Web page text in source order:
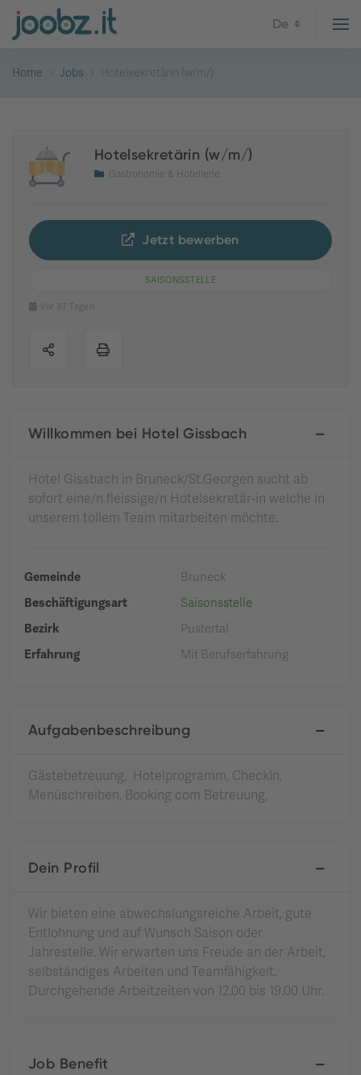
De
Home Jobs Hotelsekretärin (w/m/)
Hotelsekretärin (w/m/)
Gastronomie & Hotellerie
Jetzt bewerben
SAISONSSTELLE
Vor 87 Tagen
Willkommen bei Hotel Gissbach
Hotel Gissbach in Bruneck/St.Georgen sucht ab
sofort eine/n fleissige/n Hotelsekretär-in welche in
unserem tollem Team mitarbeiten möchte.
Gemeinde
Bruneck
Beschäftigungsart
Saisonsstelle
Bezirk
Pustertal
Erfahrung
Mit Berufserfahrung
Aufgabenbeschreibung
Gästebetreuung, Hotelprogramm, CheckIn,
Menüschreiben, Booking com Betreuung,
Dein Profil
Wir bieten eine abwechslungsreiche Arbeit, gute
Entlohnung und auf Wunsch Saison oder
Jahrestelle. Wir erwarten uns Freude an der Arbeit,
selbständiges Arbeiten und Teamfähigkeit.
Durchgehende Arbeitzeiten von 12.00 bis 19.00 Uhr.
Job Benefit